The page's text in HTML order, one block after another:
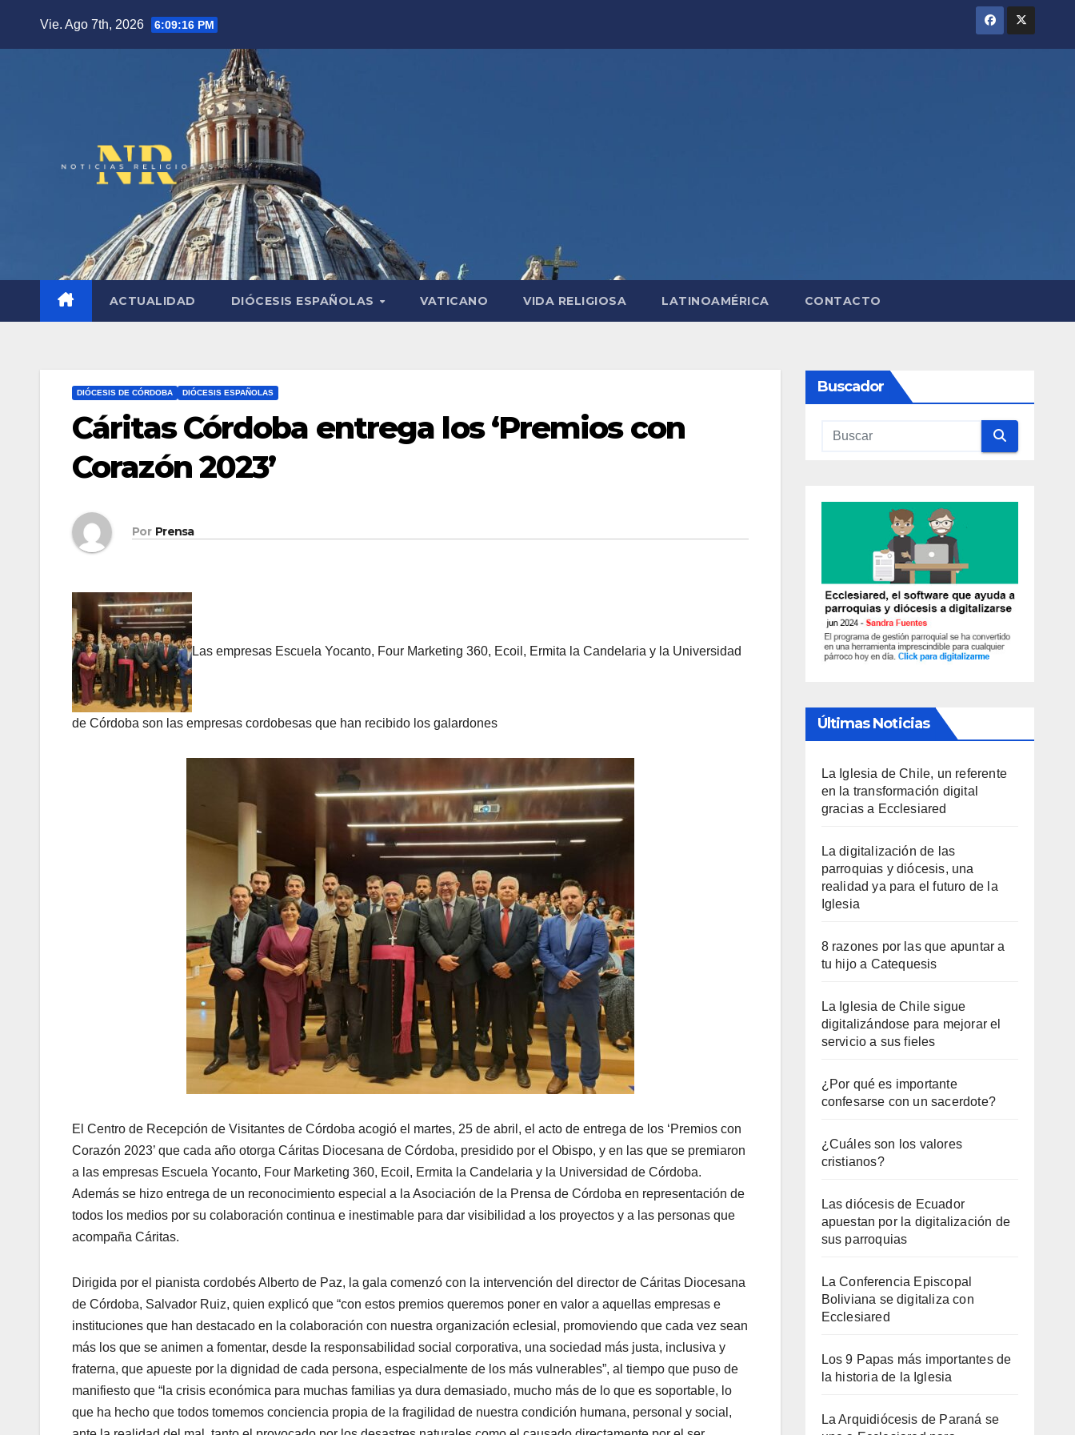
Vie. Ago 7th, 2026 6:09:17 PM
ACTUALIDAD DIÓCESIS ESPAÑOLAS VATICANO VIDA RELIGIOSA LATINOAMÉRICA CONTACTO
DIÓCESIS DE CÓRDOBA DIÓCESIS ESPAÑOLAS
Cáritas Córdoba entrega los ‘Premios con
Corazón 2023’
Por Prensa
Las empresas Escuela Yocanto, Four Marketing 360, Ecoil, Ermita la Candelaria y la Universidad
de Córdoba son las empresas cordobesas que han recibido los galardones
El Centro de Recepción de Visitantes de Córdoba acogió el martes, 25 de abril, el acto de entrega de los ‘Premios con
Corazón 2023’ que cada año otorga Cáritas Diocesana de Córdoba, presidido por el Obispo, y en las que se premiaron
a las empresas Escuela Yocanto, Four Marketing 360, Ecoil, Ermita la Candelaria y la Universidad de Córdoba.
Además se hizo entrega de un reconocimiento especial a la Asociación de la Prensa de Córdoba en representación de
todos los medios por su colaboración continua e inestimable para dar visibilidad a los proyectos y a las personas que
acompaña Cáritas.
Dirigida por el pianista cordobés Alberto de Paz, la gala comenzó con la intervención del director de Cáritas Diocesana
de Córdoba, Salvador Ruiz, quien explicó que “con estos premios queremos poner en valor a aquellas empresas e
instituciones que han destacado en la colaboración con nuestra organización eclesial, promoviendo que cada vez sean
más los que se animen a fomentar, desde la responsabilidad social corporativa, una sociedad más justa, inclusiva y
fraterna, que apueste por la dignidad de cada persona, especialmente de los más vulnerables”, al tiempo que puso de
manifiesto que “la crisis económica para muchas familias ya dura demasiado, mucho más de lo que es soportable, lo
que ha hecho que todos tomemos conciencia propia de la fragilidad de nuestra condición humana, personal y social,
Buscador
Últimas Noticias
La Iglesia de Chile, un referente
en la transformación digital
gracias a Ecclesiared
La digitalización de las
parroquias y diócesis, una
realidad ya para el futuro de la
Iglesia
8 razones por las que apuntar a
tu hijo a Catequesis
La Iglesia de Chile sigue
digitalizándose para mejorar el
servicio a sus fieles
¿Por qué es importante
confesarse con un sacerdote?
¿Cuáles son los valores
cristianos?
Las diócesis de Ecuador
apuestan por la digitalización de
sus parroquias
La Conferencia Episcopal
Boliviana se digitaliza con
Ecclesiared
Los 9 Papas más importantes de
la historia de la Iglesia
La Arquidiócesis de Paraná se